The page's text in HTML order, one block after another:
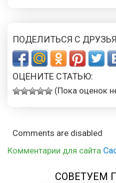
ПОДЕЛИТЬСЯ С
ОЦЕНИТЕ СТАТЬЮ:
(Пока оценок
Comments are disabled
Комментарии для сайта
СОВЕТУЕМ